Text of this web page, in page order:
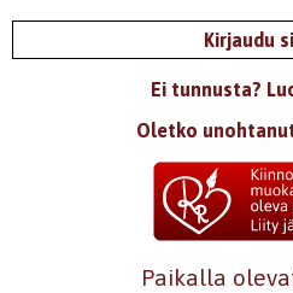
Kirjaudu
Ei tunnusta?
Oletko
Paikalla